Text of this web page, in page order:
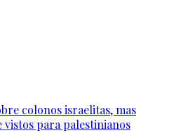
colonos israelitas, mas
vistos para palestinianos